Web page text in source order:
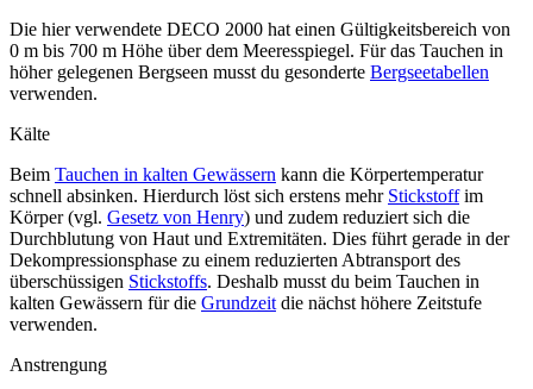
Die hier verwendete DECO 2000 hat einen Gültigkeitsbereich von
0 m bis 700 m Höhe über dem Meeresspiegel. Für das Tauchen in
höher gelegenen Bergseen musst du gesonderte Bergseetabellen
verwenden.
Kälte
Beim Tauchen in kalten Gewässern kann die Körpertemperatur
schnell absinken. Hierdurch löst sich erstens mehr Stickstoffim
Körper (vgl. Gesetz von Henry) und zudem reduziert sich die
Durchblutung von Haut und Extremitäten. Dies führt gerade in der
Dekompressionsphase zu einem reduzierten Abtransport des
überschüssigen Stickstoffs. Deshalb musst du beim Tauchen in
kalten Gewässern für die Grundzeit die nächst höhere Zeitstufe
verwenden.
Anstrengung